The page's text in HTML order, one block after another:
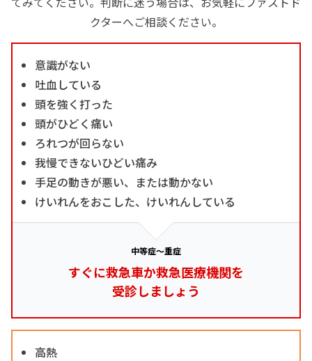
クターへご相談ください。
意識がない
吐血している
頭を強く打った
頭がひどく痛い
ろれつが回らない
我慢できないひどい痛み
手足の動きが悪い、または動かない
けいれんをおこした、けいれんしている
中等症～重症
すぐに救急車か救急医療機関を
受診しましょう
高熱